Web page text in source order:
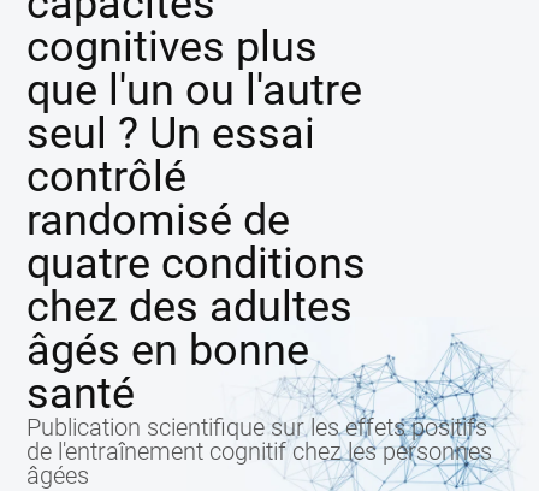
cognitives plus
que l'un ou l'autre
seul ? Un essai
contrôlé
randomisé de
quatre conditions
chez des adultes
âgés en bonne
santé
Publication scientifique sur les effets positifs
de l'entraînement cognitif chez les personnes
âgées